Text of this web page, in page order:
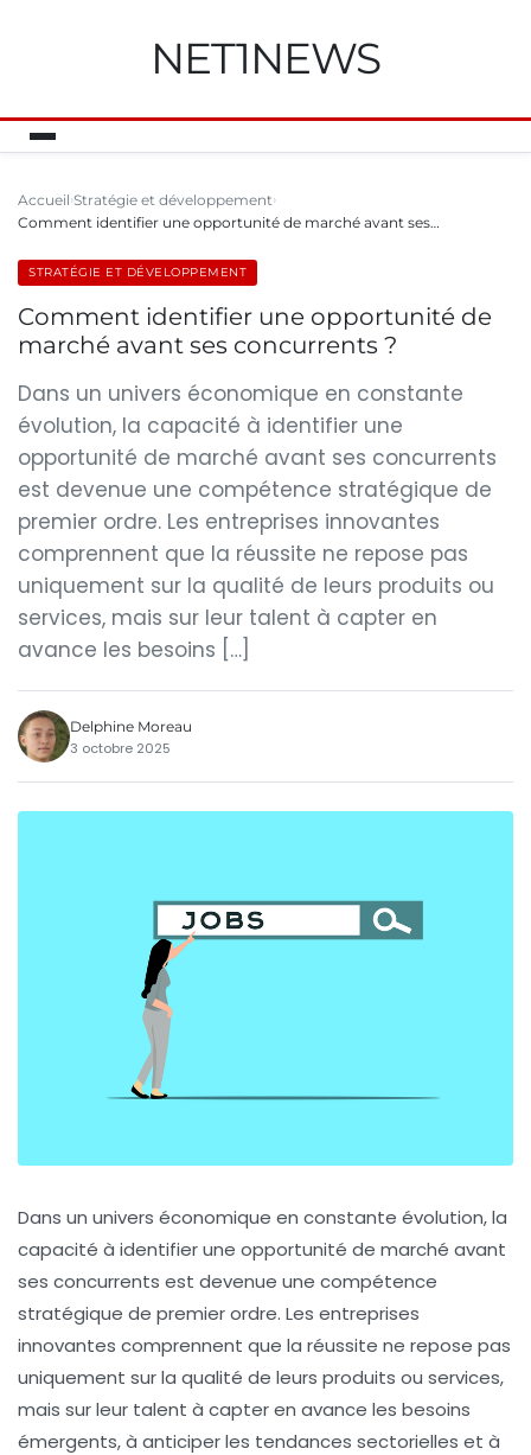
NET1NEWS
Accueil Stratégie et développement
Comment identifier une opportunité de marché avant ses…
STRATÉGIE ET DÉVELOPPEMENT
Comment identifier une opportunité de
marché avant ses concurrents ?
Dans un univers économique en constante
évolution, la capacité à identifier une
opportunité de marché avant ses concurrents
est devenue une compétence stratégique de
premier ordre. Les entreprises innovantes
comprennent que la réussite ne repose pas
uniquement sur la qualité de leurs produits ou
services, mais sur leur talent à capter en
avance les besoins […]
Delphine Moreau
3 octobre 2025
Dans un univers économique en constante évolution, la
capacité à identifier une opportunité de marché avant
ses concurrents est devenue une compétence
stratégique de premier ordre. Les entreprises
innovantes comprennent que la réussite ne repose pas
uniquement sur la qualité de leurs produits ou services,
mais sur leur talent à capter en avance les besoins
émergents, à anticiper les tendances sectorielles et à